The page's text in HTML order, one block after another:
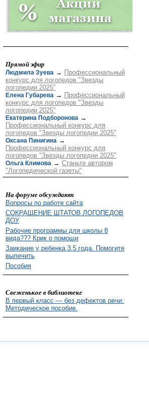
Прямой эфир
Людмила Зуева → Профессиональный
конкурс для логопедов "Звезды
логопедии 2025"
Елена Губарева → Профессиональный
конкурс для логопедов "Звезды
логопедии 2025"
Екатерина Подборонова →
Профессиональный конкурс для
логопедов "Звезды логопедии 2025"
Оксана Пинигина →
Профессиональный конкурс для
логопедов "Звезды логопедии 2025"
Ольга Климова → Станьте автором
"Логопедической газеты"
На форуме обсуждают
Вопросы по работе сайта
СОКРАЩЕНИЕ ШТАТОВ ЛОГОПЕДОВ
ДОУ
Рабочие программы для школы 8
вида??? Крик о помощи
Заикание у ребенка 3.5 года. Помогите
вылечить
Пособия
Свеженькое в библиотеке
В первый класс — без дефектов речи:
Методическое пособие.